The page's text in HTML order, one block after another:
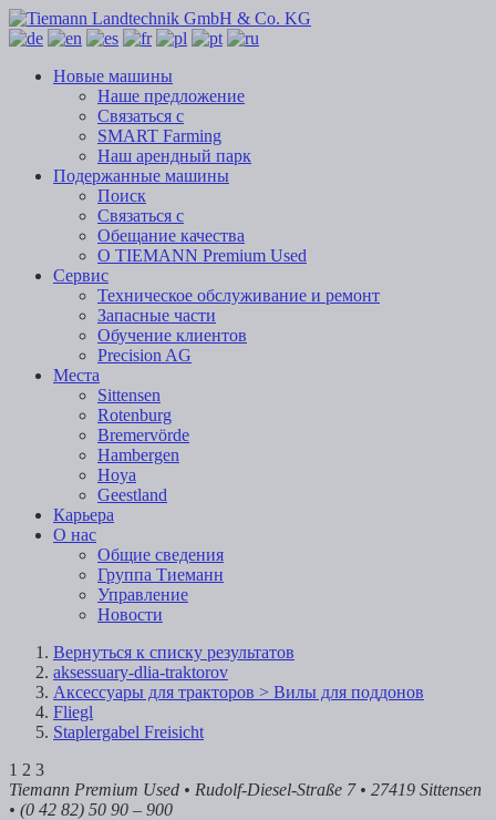
Новые машины
Наше предложение
Связаться с
SMART Farming
Наш арендный парк
Подержанные машины
Поиск
Связаться с
Обещание качества
О TIEMANN Premium Used
Сервис
Техническое обслуживание и ремонт
Запасные части
Обучение клиентов
Precision AG
Места
Sittensen
Rotenburg
Bremervörde
Hambergen
Hoya
Geestland
Карьера
О нас
Общие сведения
Группа Тиеманн
Управление
Новости
Вернуться к списку результатов
aksessuary-dlia-traktorov
Аксессуары для тракторов > Вилы для поддонов
Fliegl
Staplergabel Freisicht
1 2 3
Tiemann Premium Used • Rudolf-Diesel-Straße 7 • 27419 Sittensen
• (0 42 82) 50 90 – 900